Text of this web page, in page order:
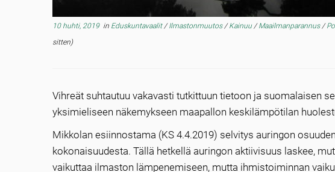
10 huhti, 2019in Eduskuntavaalit/Ilmastonmuutos/Kainuu /Maailmanparannus/
sitten)
Vihreät suhtautuu vakavasti tutkittuun tietoon ja suomalaisen
yksimieliseen näkemykseen maapallon keskilämpötilan
Mikkolan esiinnostama (KS 4.4.2019) selvitys auringon
kokonaisuudesta. Tällä hetkellä auringon aktiivisuus laskee,
vaikuttaa ilmaston lämpenemiseen, mutta ihmistoiminnan